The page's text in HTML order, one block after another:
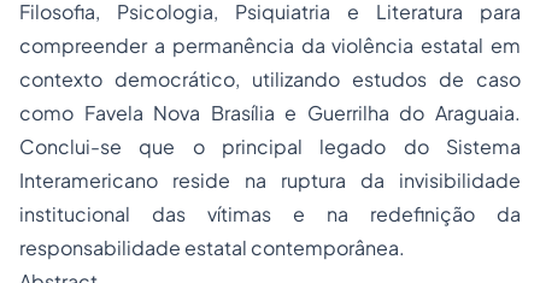
Filosofia, Psicologia, Psiquiatria e Literatura para
compreender a permanência da violência estatal em
contexto democrático, utilizando estudos de caso
como Favela Nova Brasília e Guerrilha do Araguaia.
Conclui-se que o principal legado do Sistema
Interamericano reside na ruptura da invisibilidade
institucional das vítimas e na redefinição da
responsabilidade estatal contemporânea.